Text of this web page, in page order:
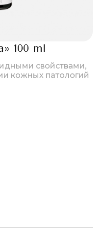
100 ml
свойствами,
кожных патологий